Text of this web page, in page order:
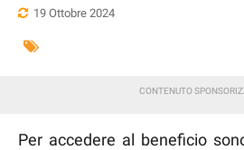
19 Ottobre 2024
Per accedere al beneficio